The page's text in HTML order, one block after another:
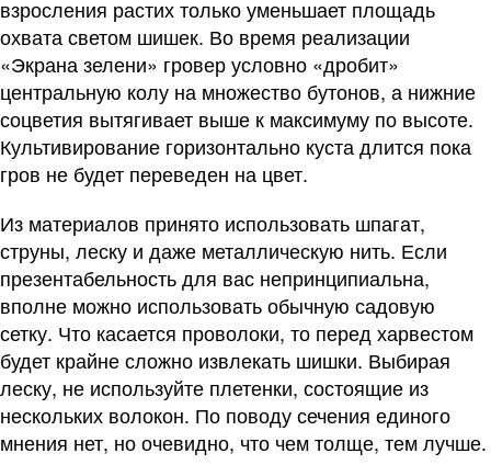
взросления растих только уменьшает площадь
охвата светом шишек. Во время реализации
«Экрана зелени» гровер условно «дробит»
центральную колу на множество бутонов, а нижние
соцветия вытягивает выше к максимуму по высоте.
Культивирование горизонтально куста длится пока
гров не будет переведен на цвет.
Из материалов принято использовать шпагат,
струны, леску и даже металлическую нить. Если
презентабельность для вас непринципиальна,
вполне можно использовать обычную садовую
сетку. Что касается проволоки, то перед харвестом
будет крайне сложно извлекать шишки. Выбирая
леску, не используйте плетенки, состоящие из
нескольких волокон. По поводу сечения единого
мнения нет, но очевидно, что чем толще, тем лучше.